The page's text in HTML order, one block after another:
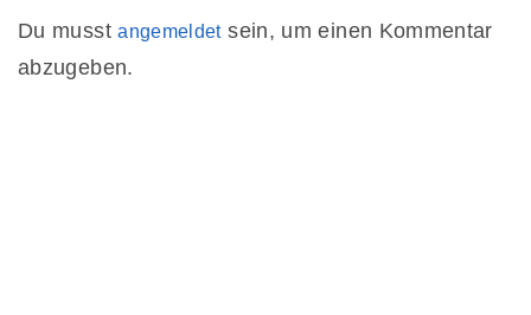
Du musstangemeldetsein, um einen Kommentar
abzugeben.